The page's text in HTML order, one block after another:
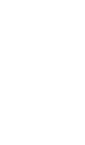
Black Grey